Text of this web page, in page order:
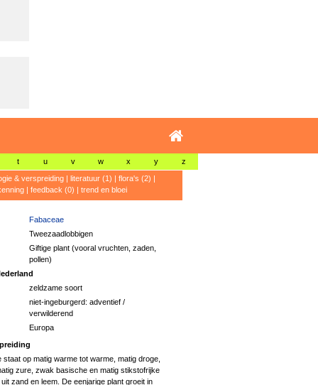
t u v w x y z
& verspreiding| literatuur (1) | flora's (2) |
| feedback (0) | trend en bloei
Fabaceae
Tweezaadlobbigen
Giftige plant (vooral vruchten, zaden,
pollen)
zeldzame soort
niet-ingeburgerd: adventief /
verwilderend
Europa
op matig warme tot warme, matig droge,
zure, zwak basische en matig stikstofrijke
zand en leem. De eenjarige plant groeit in